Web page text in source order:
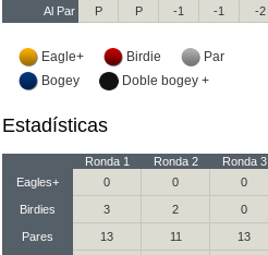
Al Par P P -1 -1 -2
Eagle+ Birdie
Par
Bogey
Doble bogey +
Estadísticas
Ronda 1 Ronda 2 Ronda 3
Eagles+
0 0 0
Birdies 3 2 0
Pares 13 11 13